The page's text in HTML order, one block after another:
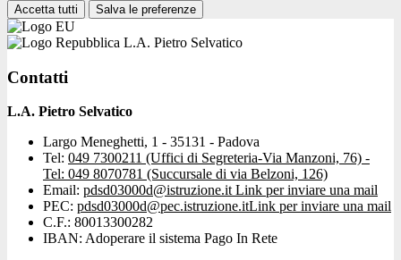
Accetta tutti Salva le preferenze
L.A. Pietro Selvatico
Contatti
L.A. Pietro Selvatico
Largo Meneghetti, 1 - 35131 - Padova
Tel: 049 7300211 (Uffici di Segreteria-Via Manzoni, 76) -
Tel: 049 8070781 (Succursale di via Belzoni, 126)
Email: pdsd03000d@istruzione.itLink per inviare una mail
PEC: pdsd03000d@pec.istruzione.itLink per inviare una mail
C.F.: 80013300282
IBAN: Adoperare il sistema Pago In Rete